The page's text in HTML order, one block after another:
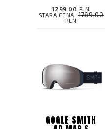
1299.00 PLN
STARA CENA:1769.00
PLN
GOGLE SMITH